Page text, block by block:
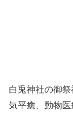
白兎神社の御
気平癒、動物医